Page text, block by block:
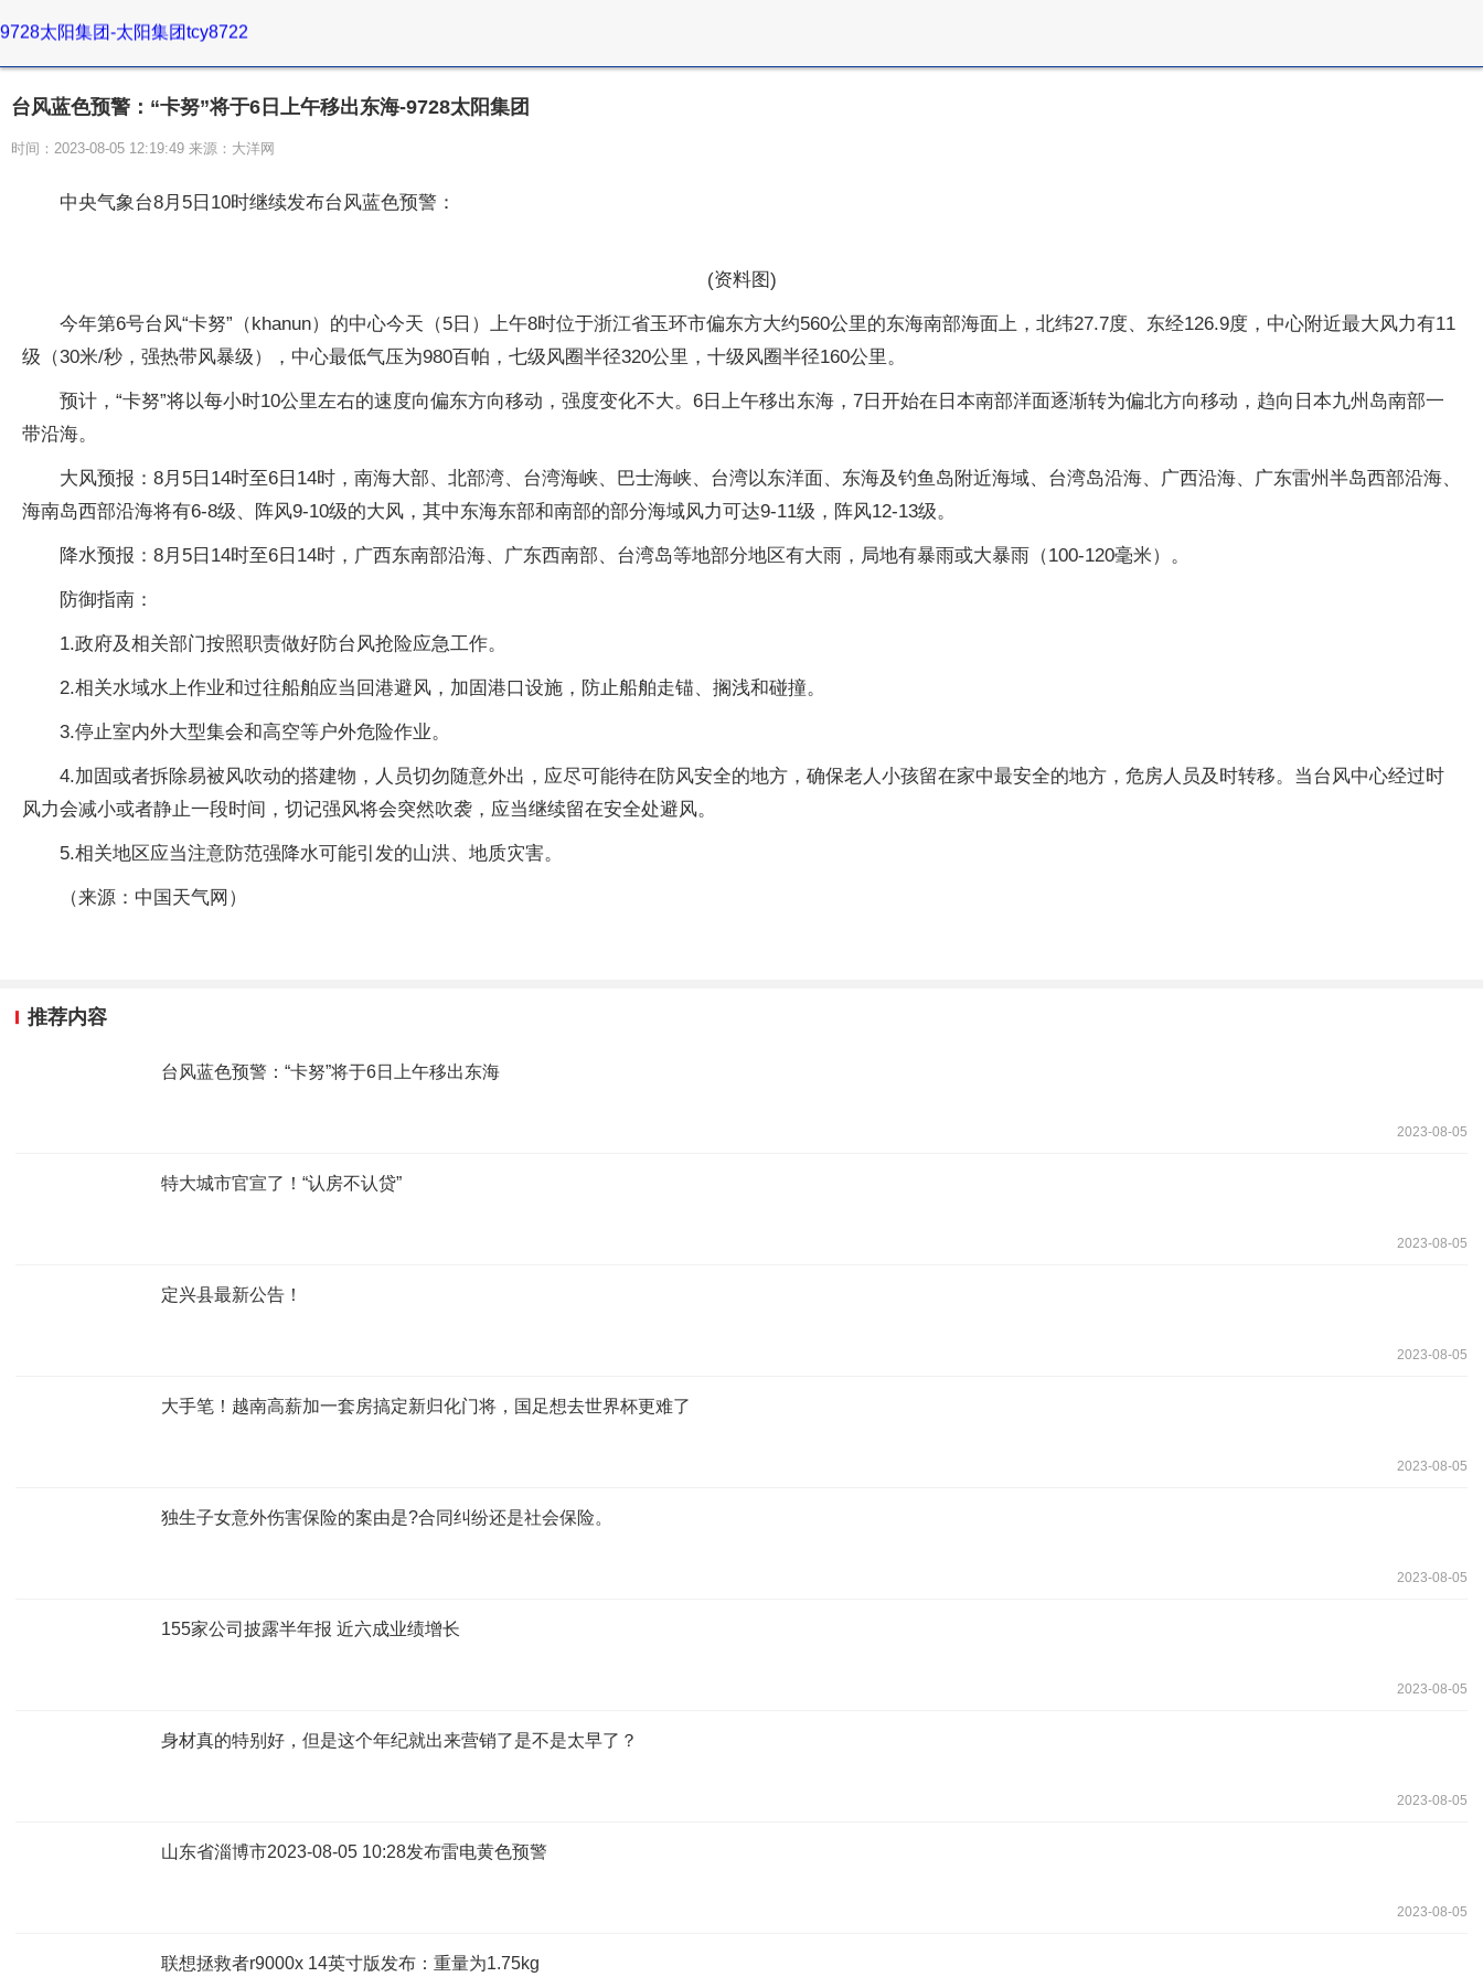
9728太阳集团-太阳集团tcy8722
台风蓝色预警：“卡努”将于6日上午移出东海-9728太阳集团
时间：2023-08-05 12:19:49 来源：大洋网
中央气象台8月5日10时继续发布台风蓝色预警：
(资料图)
今年第6号台风“卡努”（khanun）的中心今天（5日）上午8时位于浙江省玉环市偏东方大约560公里的东海南部海面上，北纬27.7度、东经126.9度，中心附近最大风力有11
级（30米/秒，强热带风暴级），中心最低气压为980百帕，七级风圈半径320公里，十级风圈半径160公里。
预计，“卡努”将以每小时10公里左右的速度向偏东方向移动，强度变化不大。6日上午移出东海，7日开始在日本南部洋面逐渐转为偏北方向移动，趋向日本九州岛南部一
带沿海。
大风预报：8月5日14时至6日14时，南海大部、北部湾、台湾海峡、巴士海峡、台湾以东洋面、东海及钓鱼岛附近海域、台湾岛沿海、广西沿海、广东雷州半岛西部沿海、
海南岛西部沿海将有6-8级、阵风9-10级的大风，其中东海东部和南部的部分海域风力可达9-11级，阵风12-13级。
降水预报：8月5日14时至6日14时，广西东南部沿海、广东西南部、台湾岛等地部分地区有大雨，局地有暴雨或大暴雨（100-120毫米）。
防御指南：
1.政府及相关部门按照职责做好防台风抢险应急工作。
2.相关水域水上作业和过往船舶应当回港避风，加固港口设施，防止船舶走锚、搁浅和碰撞。
3.停止室内外大型集会和高空等户外危险作业。
4.加固或者拆除易被风吹动的搭建物，人员切勿随意外出，应尽可能待在防风安全的地方，确保老人小孩留在家中最安全的地方，危房人员及时转移。当台风中心经过时
风力会减小或者静止一段时间，切记强风将会突然吹袭，应当继续留在安全处避风。
5.相关地区应当注意防范强降水可能引发的山洪、地质灾害。
（来源：中国天气网）
推荐内容
台风蓝色预警：“卡努”将于6日上午移出东海
2023-08-05
特大城市官宣了！“认房不认贷”
2023-08-05
定兴县最新公告！
2023-08-05
大手笔！越南高薪加一套房搞定新归化门将，国足想去世界杯更难了
2023-08-05
独生子女意外伤害保险的案由是?合同纠纷还是社会保险。
2023-08-05
155家公司披露半年报 近六成业绩增长
2023-08-05
身材真的特别好，但是这个年纪就出来营销了是不是太早了？
2023-08-05
山东省淄博市2023-08-05 10:28发布雷电黄色预警
2023-08-05
联想拯救者r9000x 14英寸版发布：重量为1.75kg